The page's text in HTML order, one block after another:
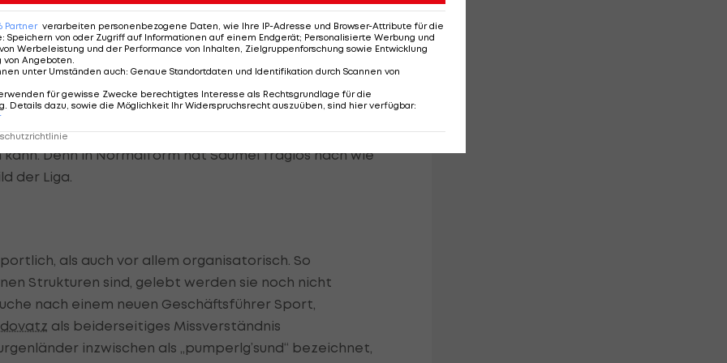
in der Rubrik "Unter Druck" auftauchen. Selten
begleitete im Vorjahr die Rückkehr des früheren
jedoch nicht, weil ihm sein Körper wie so oft
zu wünschen, dass er endlich einmal eine Saison
Denn in Normalform hat Säumel fraglos nach wie
der Liga.
als auch vor allem organisatorisch. So
Strukturen sind, gelebt werden sie noch nicht
nach einem neuen Geschäftsführer Sport,
als beiderseitiges Missverständnis
inzwischen als „pumperlg’sund“ bezeichnet,
Partner verarbeiten personenbezogene Daten, wie Ihre IP-Adresse und Browser-Attribute für die
: Speichern von oder Zugriff auf Informationen auf einem Endgerät; Personalisierte Werbung und
Werbeleistung und der Performance von Inhalten, Zielgruppenforschung sowie Entwicklung
von Angeboten.
unter Umständen auch: Genaue Standortdaten und Identifikation durch Scannen von
für gewisse Zwecke berechtigtes Interesse als Rechtsgrundlage für die
Details dazu, sowie die Möglichkeit Ihr Widerspruchsrecht auszuüben, sind hier verfügbar: